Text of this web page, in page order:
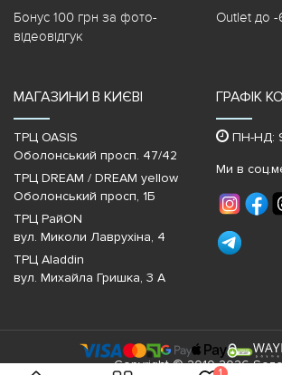
Бонус 100 грн за фото-
відеовідгук
Outlet до -
МАГАЗИНИ В КИЄВІ
ТРЦ OASIS
Оболонський просп. 47/42
ТРЦ DREAM / DREAM yellow
Оболонський просп, 1Б
ТРЦ РайON
вул. Миколи Лаврухіна, 4
ТРЦ Aladdin
вул. Михайла Гришка, 3 А
ГРАФІК
ПН-НД:
Ми в
Copyright © 2010-2026